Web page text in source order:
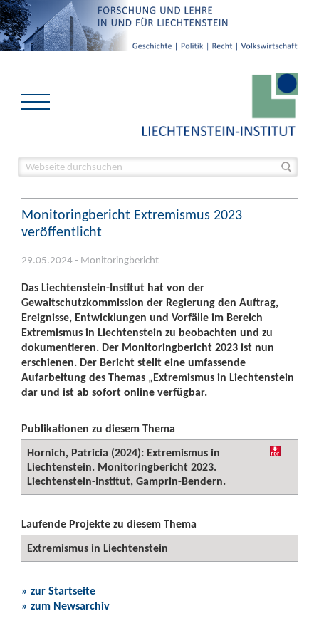
Monitoringbericht Extremismus 2023
veröffentlicht
29.05.2024 - Monitoringbericht
Das Liechtenstein-Institut hat von der
Gewaltschutzkommission der Regierung den Auftrag,
Ereignisse, Entwicklungen und Vorfälle im Bereich
Extremismus in Liechtenstein zu beobachten und zu
dokumentieren. Der Monitoringbericht 2023 ist nun
erschienen. Der Bericht stellt eine umfassende
Aufarbeitung des Themas „Extremismus in Liechtenstein
dar und ist ab sofort online verfügbar.
Publikationen zu diesem Thema
Hornich, Patricia (2024): Extremismus in
Liechtenstein. Monitoringbericht 2023.
Liechtenstein-Institut, Gamprin-Bendern.
Laufende Projekte zu diesem Thema
Extremismus in Liechtenstein
» zur Startseite
» zum Newsarchiv